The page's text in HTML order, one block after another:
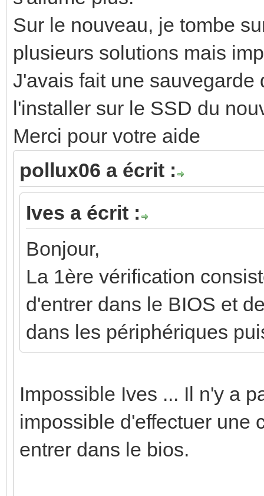
Sur le nouveau, je tombe
plusieurs solutions mais
J'avais fait une
l'installer sur le SSD du
Merci pour votre aide
pollux06 a écrit :
Ives a écrit :
Bonjour,
La 1ère vérification
d'entrer dans le BIOS et
dans les périphériques
Impossible Ives ... Il n'y a
impossible d'effectuer une
entrer dans le bios.